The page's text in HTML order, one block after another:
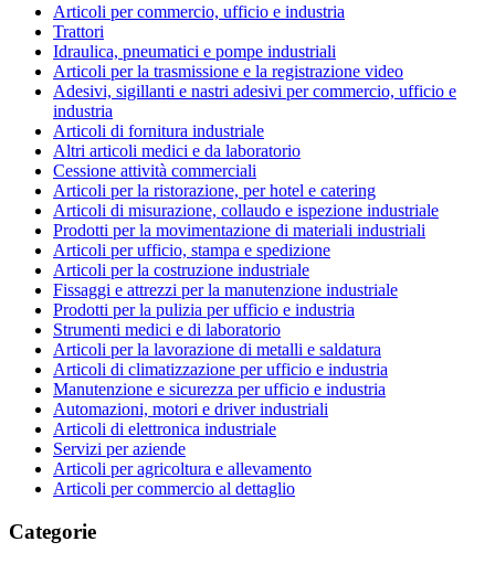
Articoli per commercio, ufficio e industria
Trattori
Idraulica, pneumatici e pompe industriali
Articoli per la trasmissione e la registrazione video
Adesivi, sigillanti e nastri adesivi per commercio, ufficio e
industria
Articoli di fornitura industriale
Altri articoli medici e da laboratorio
Cessione attività commerciali
Articoli per la ristorazione, per hotel e catering
Articoli di misurazione, collaudo e ispezione industriale
Prodotti per la movimentazione di materiali industriali
Articoli per ufficio, stampa e spedizione
Articoli per la costruzione industriale
Fissaggi e attrezzi per la manutenzione industriale
Prodotti per la pulizia per ufficio e industria
Strumenti medici e di laboratorio
Articoli per la lavorazione di metalli e saldatura
Articoli di climatizzazione per ufficio e industria
Manutenzione e sicurezza per ufficio e industria
Automazioni, motori e driver industriali
Articoli di elettronica industriale
Servizi per aziende
Articoli per agricoltura e allevamento
Articoli per commercio al dettaglio
Categorie